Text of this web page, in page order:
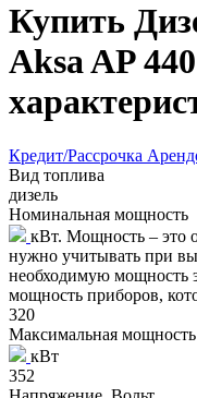
Купить
Aksa AP
Кредит/Рассрочка
Вид топлива
дизель
Номинальная мощность
кВт. Мощность – это
нужно учитывать при
необходимую мощность
мощность приборов,
320
Максимальная мощность
кВт
352